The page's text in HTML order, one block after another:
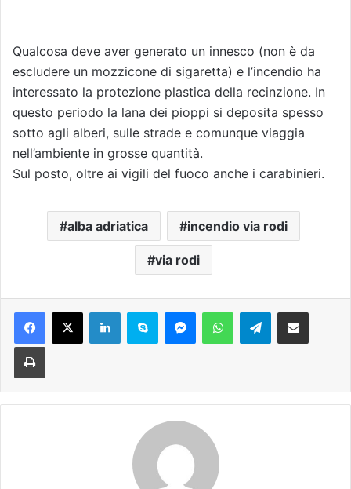
Qualcosa deve aver generato un innesco (non è da
escludere un mozzicone di sigaretta) e l’incendio ha
interessato la protezione plastica della recinzione. In
questo periodo la lana dei pioppi si deposita spesso
sotto agli alberi, sulle strade e comunque viaggia
nell’ambiente in grosse quantità.
Sul posto, oltre ai vigili del fuoco anche i carabinieri.
alba adriatica incendio via rodi
via rodi
Telegram